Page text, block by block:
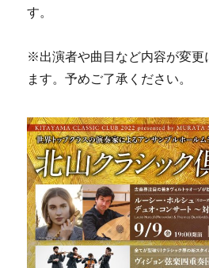
す。
※出演者や曲目など内容が変更
ます。予めご了承ください。